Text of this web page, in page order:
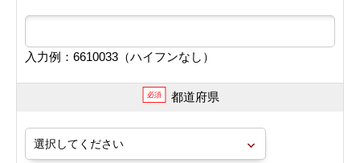
入力例：6610033（ハイフンなし）
必須 都道府県